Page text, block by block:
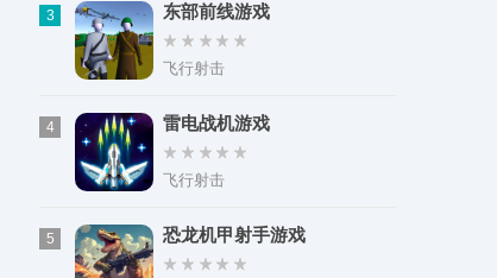
3 东部前线游戏
飞行射击
4 雷电战机游戏
飞行射击
5 恐龙机甲射手游戏